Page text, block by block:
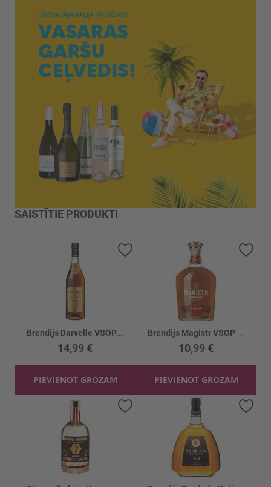
SAISTĪTIE PRODUKTI
14,99 €
PIEVIENOT GROZAM
Pievienot vēlmju sarakstam
10,99 €
PIEVIENOT GROZAM
Pievienot vēlmju sarakstam